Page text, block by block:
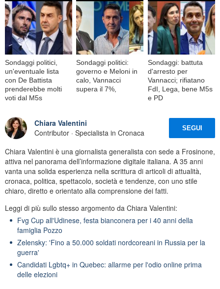
Sondaggi politici,
un'eventuale lista
con De Battista
prenderebbe molti
voti dal M5s
Sondaggi politici:
governo e Meloni in
calo, Vannacci
supera il 7%,
Sondaggi: battuta
d'arresto per
Vannacci; rifiatano
FdI, Lega, bene M5s
e PD
Chiara Valentini
Contributor · Specialista in Cronaca
SEGUI
Chiara Valentini è una giornalista generalista con sede a Frosinone,
attiva nel panorama dell’informazione digitale italiana. A 35 anni
vanta una solida esperienza nella scrittura di articoli di attualità,
cronaca, politica, spettacolo, società e tendenze, con uno stile
chiaro, diretto e orientato alla comprensione dei fatti.
Leggi di più sullo stesso argomento da Chiara Valentini:
Fvg Cup all'Udinese, festa bianconera per i 40 anni della
famiglia Pozzo
Zelensky: 'Fino a 50.000 soldati nordcoreani in Russia per la
guerra'
Candidati Lgbtq+ in Quebec: allarme per l'odio online prima
delle elezioni